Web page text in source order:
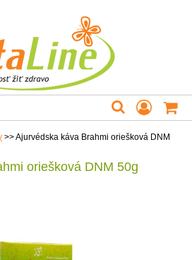
>>Ajurvédska káva Brahmi oriešková DNM
oriešková DNM 50g